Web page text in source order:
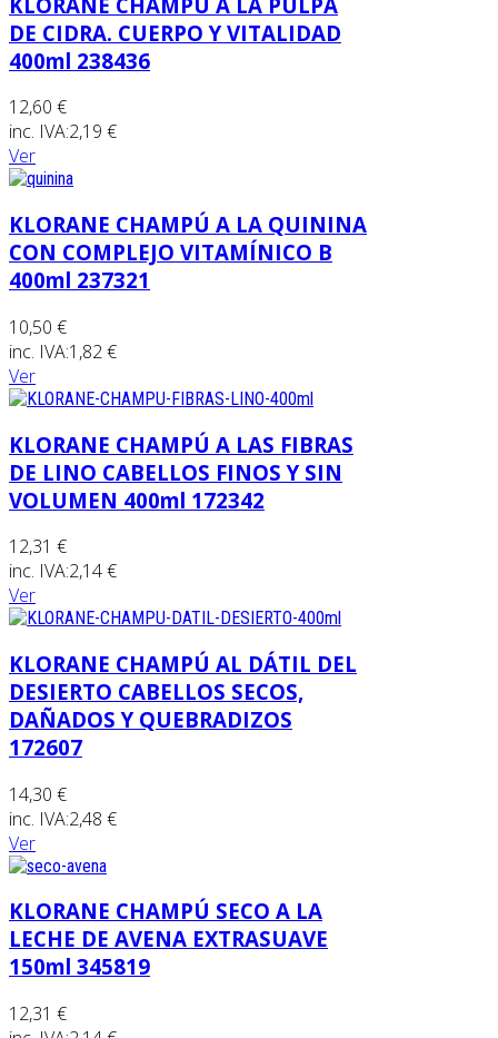
DE CIDRA. CUERPO Y VITALIDAD
400ml 238436
12,60 €
inc. IVA:2,19 €
Ver
KLORANE CHAMPÚ A LA QUININA
CON COMPLEJO VITAMÍNICO B
400ml 237321
10,50 €
inc. IVA:1,82 €
Ver
KLORANE CHAMPÚ A LAS FIBRAS
DE LINO CABELLOS FINOS Y SIN
VOLUMEN 400ml 172342
12,31 €
inc. IVA:2,14 €
Ver
KLORANE CHAMPÚ AL DÁTIL DEL
DESIERTO CABELLOS SECOS,
DAÑADOS Y QUEBRADIZOS
172607
14,30 €
inc. IVA:2,48 €
Ver
KLORANE CHAMPÚ SECO A LA
LECHE DE AVENA EXTRASUAVE
150ml 345819
12,31 €